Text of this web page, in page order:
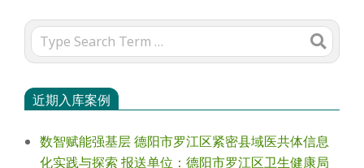
Search
近期入库案例
数智赋能强基层 德阳市罗江区紧密县域医共体信息
化实践与探索 报送单位：德阳市罗江区卫生健康局